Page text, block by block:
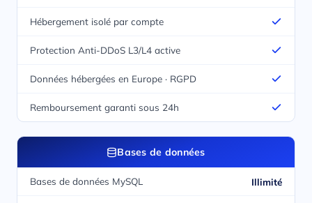
Hébergement isolé par compte
Protection Anti-DDoS L3/L4 active
Données hébergées en Europe · RGPD
Remboursement garanti sous 24h
Bases de données
Bases de données MySQL Illimité